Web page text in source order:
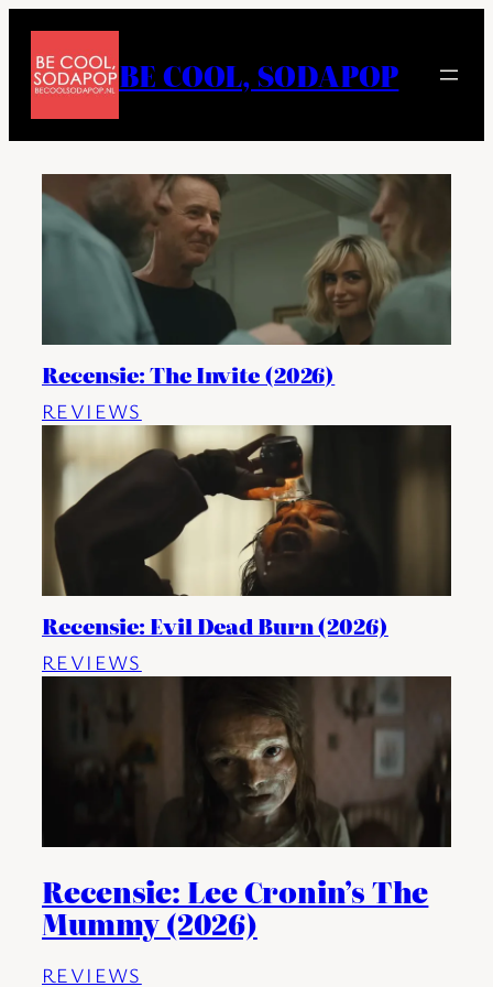
naar
inhoud
BE COOL, SODAPOP
Recensie: The Invite (2026)
REVIEWS
Recensie: Evil Dead Burn (2026)
REVIEWS
Recensie: Lee Cronin’s The
Mummy (2026)
REVIEWS